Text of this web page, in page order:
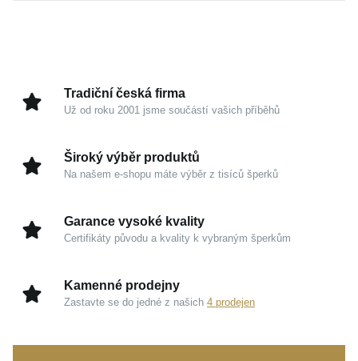
Kouzlo v detailech
si svou trvalou hodnotu po celé generace.
třpyt z každého úhlu.
přirozeně a žensky, ať už jej vynesete samotný,
nebo v kombinaci s oblíbeným přívěskem.
Tradiční česká firma
Už od roku 2001 jsme součástí vašich příběhů
Široký výběr produktů
Na našem e-shopu máte výběr z tisíců šperků
Garance vysoké kvality
Certifikáty původu a kvality k vybraným šperkům
Kamenné prodejny
Zastavte se do jedné z našich 4 prodejen